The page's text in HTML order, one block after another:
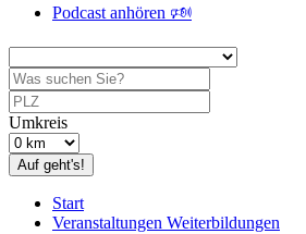
Podcast anhören 🕬
Umkreis
Auf geht's!
Start
Veranstaltungen Weiterbildungen